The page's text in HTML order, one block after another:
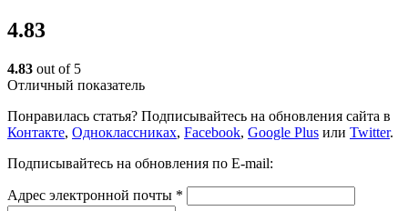
4.83
4.83 out of 5
Отличный показатель
Понравилась статья? Подписывайтесь на обновления сайта в
Контакте, Одноклассниках, Facebook, Google Plus или Twitter.
Подписывайтесь на обновления по E-mail:
Адрес электронной почты *